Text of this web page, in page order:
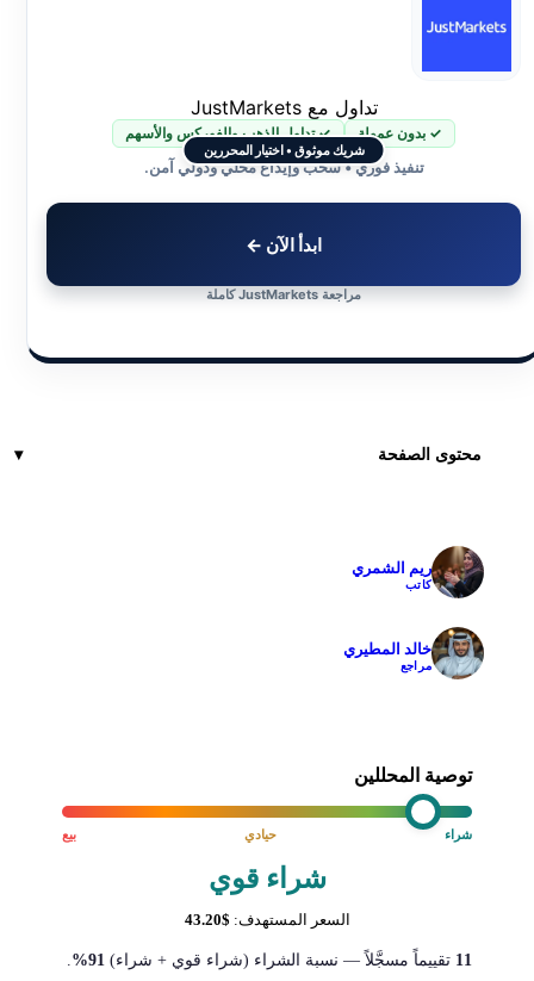
شريك موثوق • اختيار المحررين
تداول مع JustMarkets
✓ بدون عمولة ✓ تداول الذهب والفوركس والأسهم
تنفيذ فوري • سحب وإيداع محلي ودولي آمن.
ابدأ الآن ←
مراجعة JustMarkets كاملة
محتوى الصفحة
ريم الشمري
كاتب
خالد المطيري
مراجع
توصية المحللين
بيع حيادي شراء
شراء قوي
السعر المستهدف: $43.20
11تقييماً مسجَّلاً — نسبة الشراء (شراء قوي + شراء) 91%
.